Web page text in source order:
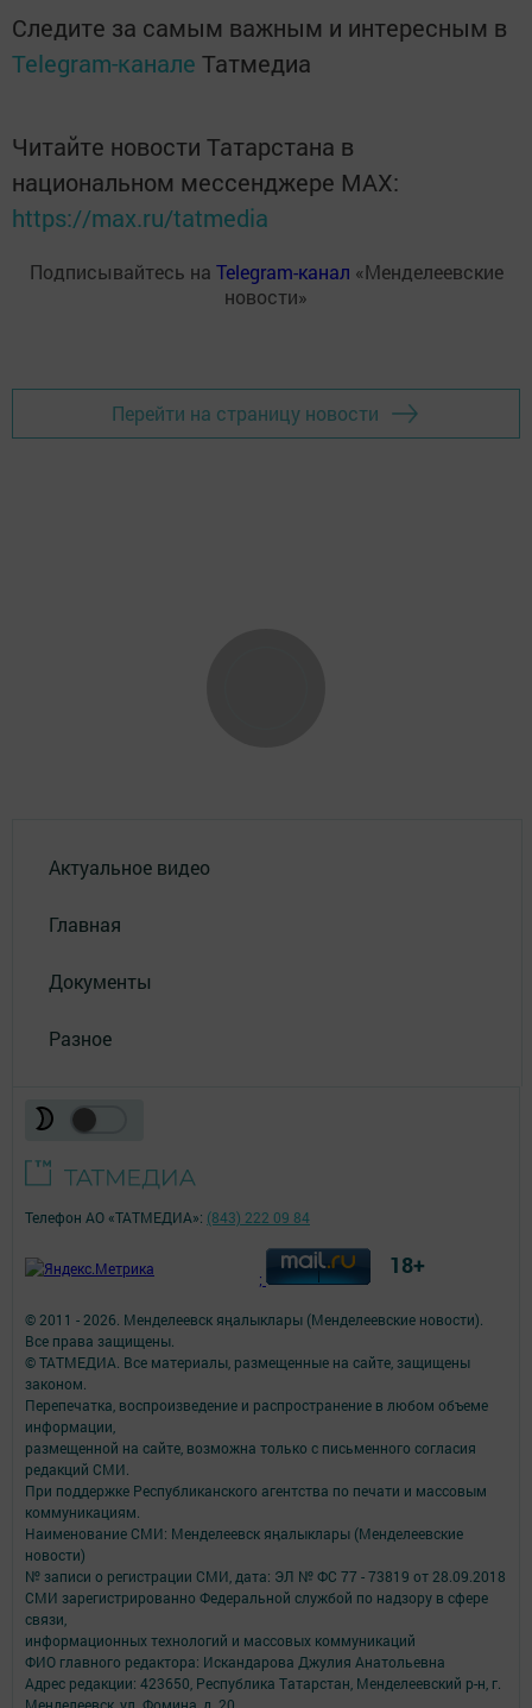
Следите за самым важным и интересным в
Telegram-канале Татмедиа
Читайте новости Татарстана в
национальном мессенджере MАХ:
https://max.ru/tatmedia
Подписывайтесь на Telegram-канал «Менделеевские
новости»
Перейти на страницу новости
Актуальное видео
Главная
Документы
Разное
© 2011 - 2026. Менделеевск яӊалыклары (Менделеевские новости).
Все права защищены.
© ТАТМЕДИА. Все материалы, размещенные на сайте, защищены
законом.
Перепечатка, воспроизведение и распространение в любом объеме
информации,
размещенной на сайте, возможна только с письменного согласия
редакций СМИ.
При поддержке Республиканского агентства по печати и массовым
коммуникациям.
Наименование СМИ: Менделеевск яӊалыклары (Менделеевские
новости)
№ записи о регистрации СМИ, дата: ЭЛ № ФС 77 - 73819 от 28.09.2018
СМИ зарегистрированно Федеральной службой по надзору в сфере
связи,
информационных технологий и массовых коммуникаций
ФИО главного редактора: Искандарова Джулия Анатольевна
Адрес редакции: 423650, Республика Татарстан, Менделеевский р-н, г.
Телефон АО «ТАТМЕДИА»: (843) 222 09 84
; 18+